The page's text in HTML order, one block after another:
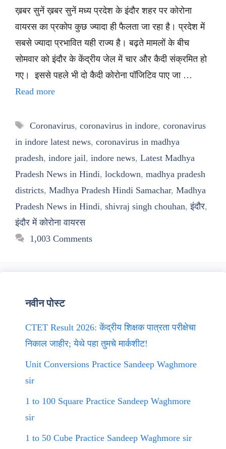
ख़बर सुनें ख़बर सुनें मध्य प्रदेश के इंदौर शहर पर कोरोना
वायरस का प्रकोप कुछ ज्यादा ही फैलता जा रहा है। प्रदेश में
सबसे ज्यादा प्रभावित यही राज्य है। बढ़ते मामलों के बीच
सोमवार को इंदौर के केंद्रीय जेल में चार और कैदी संक्रमित हो
गए। इससे पहले भी दो कैदी कोरोना पॉजिटिव पाए जा …
Read more
Tags
Coronavirus, coronavirus in indore, coronavirus
in indore latest news, coronavirus in madhya
pradesh, indore jail, indore news, Latest Madhya
Pradesh News in Hindi, lockdown, madhya pradesh
districts, Madhya Pradesh Hindi Samachar, Madhya
Pradesh News in Hindi, shivraj singh chouhan,इंदौर,
इंदौर में कोरोना वायरस
1,003 Comments
नवीन पोस्ट
CTET Result 2026: केंद्रीय शिक्षक पात्रता परीक्षेचा
निकाल जाहीर; येथे पहा तुमचे मार्कशीट!
Unit Conversions Practice Sandeep Waghmore
sir
1 to 100 Square Practice Sandeep Waghmore
sir
1 to 50 Cube Practice Sandeep Waghmore sir